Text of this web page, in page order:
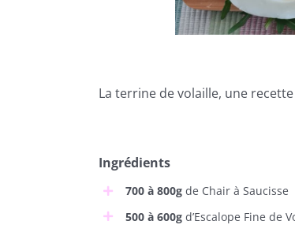
La terrine de volaille, une
Ingrédients
700 à 800gde Chair à Saucisse
500 à 600gd’Escalope Fine de